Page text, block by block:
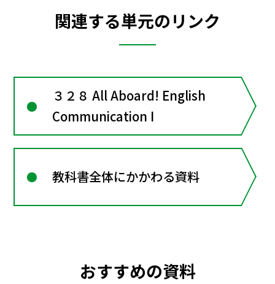
関連する単元のリンク
３２８ All Aboard! English
Communication I
教科書全体にかかわる資料
おすすめの資料